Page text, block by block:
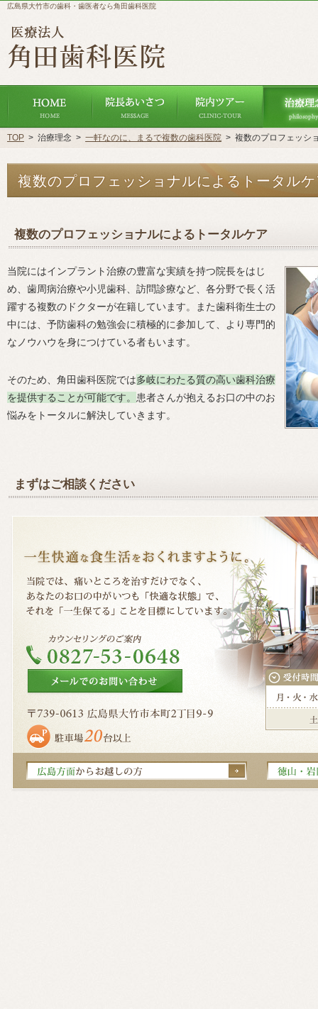
複数のプロフェッショナルによるトータル
広島県大竹市の歯科・歯医者なら角田歯科医院
複数のプロフェッショナルによるトータルケア
当院にはインプラント治療の豊富な実績を持つ院長をはじ
め、歯周病治療や小児歯科、訪問診療など、各分野で長く活
躍する複数のドクターが在籍しています。また歯科衛生士の
中には、予防歯科の勉強会に積極的に参加して、より専門的
なノウハウを身につけている者もいます。
そのため、角田歯科医院では多岐にわたる質の高い歯科治療
を提供することが可能です。 患者さんが抱えるお口の中のお
悩みをトータルに解決していきます。
まずはご相談ください
ホーム ごあいさつ 院内ツアー
TOP > 治療理念 > 一軒なのに、まるで複数の歯科医院 > 複数のプロフェッシ